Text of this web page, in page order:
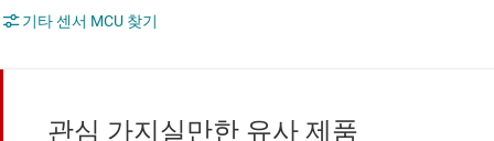
기타 센서 MCU 찾기
관심 가지실만한 유사 제품